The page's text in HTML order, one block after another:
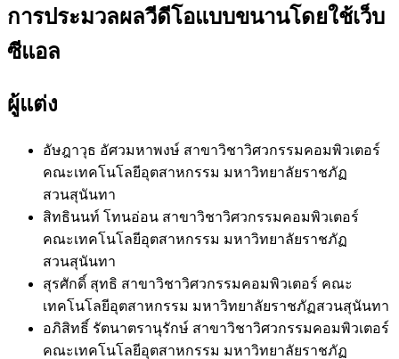
การประมวลผลวีดีโอแบบขนานโดยใช้เว็บ
ซีแอล
ผู้แต่ง
อัษฎาวุธ อัศวมหาพงษ์ สาขาวิชาวิศวกรรมคอมพิวเตอร์
คณะเทคโนโลยีอุตสาหกรรม มหาวิทยาลัยราชภัฏ
สวนสุนันทา
สิทธินนท์ โทนอ่อน สาขาวิชาวิศวกรรมคอมพิวเตอร์
คณะเทคโนโลยีอุตสาหกรรม มหาวิทยาลัยราชภัฏ
สวนสุนันทา
สุรศักดิ์ สุทธิ สาขาวิชาวิศวกรรมคอมพิวเตอร์ คณะ
เทคโนโลยีอุตสาหกรรม มหาวิทยาลัยราชภัฏสวนสุนันทา
อภิสิทธิ์ รัตนาตรานุรักษ์ สาขาวิชาวิศวกรรมคอมพิวเตอร์
คณะเทคโนโลยีอุตสาหกรรม มหาวิทยาลัยราชภัฏ